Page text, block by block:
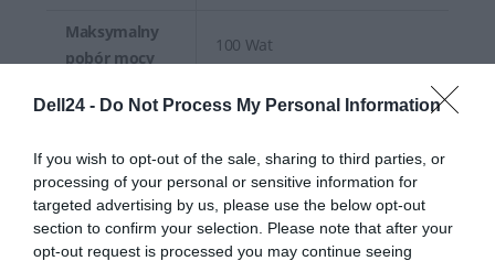
Dell24 - Do Not Process My Personal Information
If you wish to opt-out of the sale, sharing to third parties, or
processing of your personal or sensitive information for
targeted advertising by us, please use the below opt-out
section to confirm your selection. Please note that after your
opt-out request is processed you may continue seeing
Maksymalny
pobór mocy
100 Wat
440 mm
Wysokość
43,5 mm
1 U